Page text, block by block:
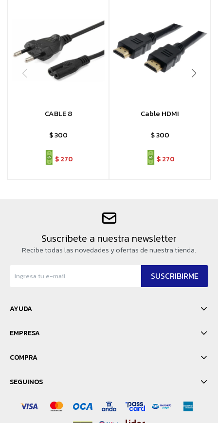
CABLE 8
$300
$270
Cable HDMI
$300
$270
Suscríbete a nuestra newsletter
Recibe todas las novedades y ofertas de nuestra tienda.
SUSCRIBIRME
AYUDA
EMPRESA
COMPRA
SEGUINOS